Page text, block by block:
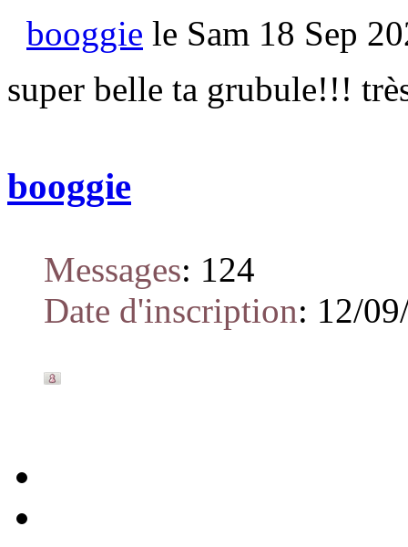
booggie le Sam 18 Sep
super belle ta grubule!!!
booggie
Messages: 124
Date d'inscription: 12/